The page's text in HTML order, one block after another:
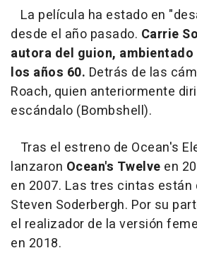
La película ha estado en
desde el año pasado. Carrie
autora del guion, ambientado
los años 60. Detrás de las
Roach, quien anteriormente
escándalo (Bombshell).
Tras el estreno de Ocean's
lanzaron Ocean's Twelve en
en 2007. Las tres cintas están
Steven Soderbergh. Por su
el realizador de la versión
en 2018.